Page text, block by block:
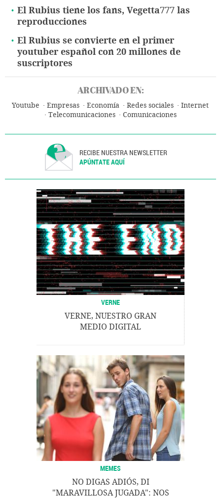
El Rubius tiene los fans, Vegetta777 las
reproducciones
El Rubius se convierte en el primer
youtuber español con 20 millones de
suscriptores
ARCHIVADO EN:
Youtube Empresas Economía Redes sociales
Internet
Telecomunicaciones
Comunicaciones
RECIBE NUESTRA NEWSLETTER
APÚNTATE AQUÍ
VERNE
VERNE, NUESTRO GRAN
MEDIO DIGITAL
MEMES
NO DIGAS ADIÓS, DI
"MARAVILLOSA JUGADA": NOS